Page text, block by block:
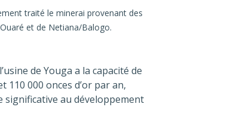
traité le minerai provenant des
et de Netiana/Balogo.
de Youga a la capacité de
110 000 onces d’or par an,
au développement